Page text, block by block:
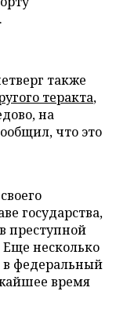
также
теракта,
на
что это
государства,
преступной
Еще несколько
в федеральный
время